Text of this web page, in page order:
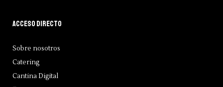
Acceso directo
Sobre nosotros
Catering
Cantina Digital